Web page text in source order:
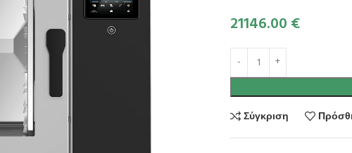
21146.00 €
Σύγκριση